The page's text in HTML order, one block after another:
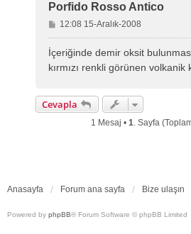
Porfido Rosso Antico
M
e
s
12:08 15-Aralık-2008
İçeriğinde demir oksit
kırmızı renkli görünen volkanik
Cevapla
1 Mesaj • 1. Sayfa
Anasayfa Forum ana sayfa Bize ulaşın
Powered by phpBB® Forum Software © phpBB Limited